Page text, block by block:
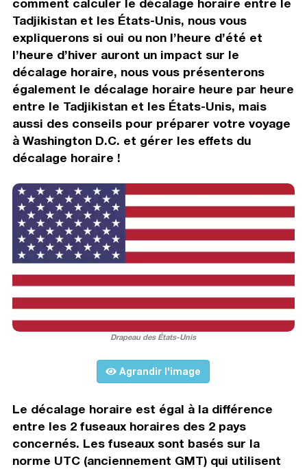
Tadjikistan et les États-Unis, nous vous
expliquerons si oui ou non l’heure d’été et
l’heure d’hiver auront un impact sur le
décalage horaire, nous vous présenterons
également le décalage horaire heure par heure
entre le Tadjikistan et les États-Unis, mais
aussi des conseils pour préparer votre voyage
à Washington D.C. et gérer les effets du
décalage horaire !
Drapeau des États-Unis
Agrandir l'image
Le décalage horaire est égal à la différence
entre les 2 fuseaux horaires des 2 pays
concernés. Les fuseaux sont basés sur la
norme UTC (anciennement GMT) qui utilisent